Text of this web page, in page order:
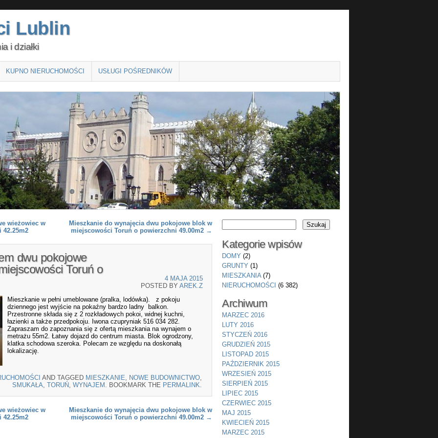
Lublin
i działki
KUPNO NIERUCHOMOŚCI USŁUGI POŚREDNIKÓW
wieżowiec w
Mieszkanie do wynajęcia dwu pokojowe blok w
miejscowości Toruń o powierzchni 49.00m2 →
dwu pokojowe
Toruń o
4 MAJA 2015
POSTED BY AREK.Z
Mieszkanie w pełni umeblowane (pralka, lodówka). z pokoju
dziennego jest wyjście na pokaźny bardzo ladny balkon.
Przestronne składa się z 2 rozkładowych pokoi, widnej kuchni,
łazienki a także przedpokoju. Iwona czupryniak 516 034 282.
Zapraszam do zapoznania się z ofertą mieszkania na wynajem o
metrażu 55m2. Łatwy dojazd do centrum miasta. Blok ogrodzony,
klatka schodowa szeroka. Polecam ze względu na doskonałą
lokalizację.
AND TAGGED MIESZKANIE, NOWE BUDOWNICTWO,
SMUKAŁA, TORUŃ, WYNAJEM . BOOKMARK THE PERMALINK.
wieżowiec w
Mieszkanie do wynajęcia dwu pokojowe blok w
miejscowości Toruń o powierzchni 49.00m2 →
Kategorie wpisów
DOMY (2)
GRUNTY (1)
MIESZKANIA(7)
NIERUCHOMOŚCI (6 382)
Archiwum
MARZEC 2016
LUTY 2016
STYCZEŃ 2016
GRUDZIEŃ 2015
LISTOPAD 2015
PAŹDZIERNIK 2015
WRZESIEŃ 2015
SIERPIEŃ 2015
LIPIEC 2015
CZERWIEC 2015
MAJ 2015
KWIECIEŃ 2015
MARZEC 2015